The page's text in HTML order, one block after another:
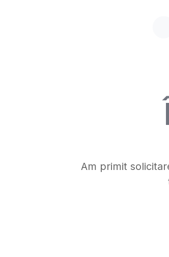
Am primit